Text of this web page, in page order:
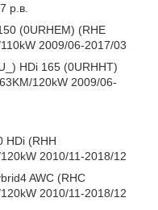
р.в.
(0URHEM) (RHE
2009/06-2017/03
HDi 165 (0URHHT)
120kW 2009/06-
HDi (RHH
2010/11-2018/12
AWC (RHC
2010/11-2018/12